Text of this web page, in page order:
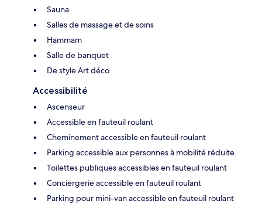
Sauna
Salles de massage et de soins
Hammam
Salle de banquet
De style Art déco
Accessibilité
Ascenseur
Accessible en fauteuil roulant
Cheminement accessible en fauteuil roulant
Parking accessible aux personnes à mobilité réduite
Toilettes publiques accessibles en fauteuil roulant
Conciergerie accessible en fauteuil roulant
Parking pour mini-van accessible en fauteuil roulant